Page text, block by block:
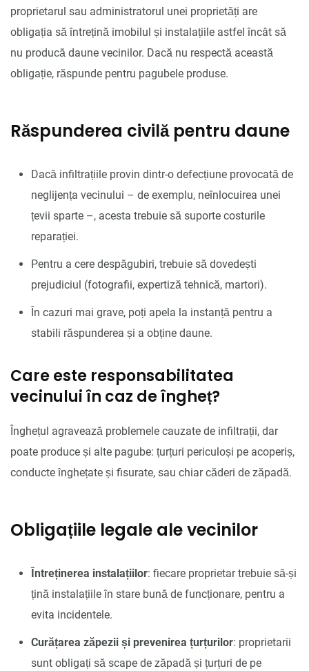
proprietarul sau administratorul unei proprietăți are
obligația să întrețină imobilul și instalațiile astfel încât să
nu producă daune vecinilor. Dacă nu respectă această
obligație, răspunde pentru pagubele produse.
Răspunderea civilă pentru daune
Dacă infiltrațiile provin dintr-o defecțiune provocată de
neglijența vecinului – de exemplu, neînlocuirea unei
țevii sparte –, acesta trebuie să suporte costurile
reparației.
Pentru a cere despăgubiri, trebuie să dovedești
prejudiciul (fotografii, expertiză tehnică, martori).
În cazuri mai grave, poți apela la instanță pentru a
stabili răspunderea și a obține daune.
Care este responsabilitatea
vecinului în caz de îngheț?
Înghețul agravează problemele cauzate de infiltrații, dar
poate produce și alte pagube: țurțuri periculoși pe acoperiș,
conducte înghețate și fisurate, sau chiar căderi de zăpadă.
Obligațiile legale ale vecinilor
Întreținerea instalațiilor: fiecare proprietar trebuie să-și
țină instalațiile în stare bună de funcționare, pentru a
evita incidentele.
Curățarea zăpezii și prevenirea țurțurilor: proprietarii
sunt obligați să scape de zăpadă și țurțuri de pe